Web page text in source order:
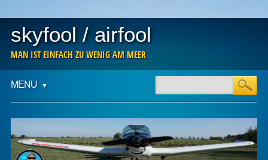
skyfool / airfool
MAN IST EINFACH ZU WENIG AM MEER
Main menu
content
MENU